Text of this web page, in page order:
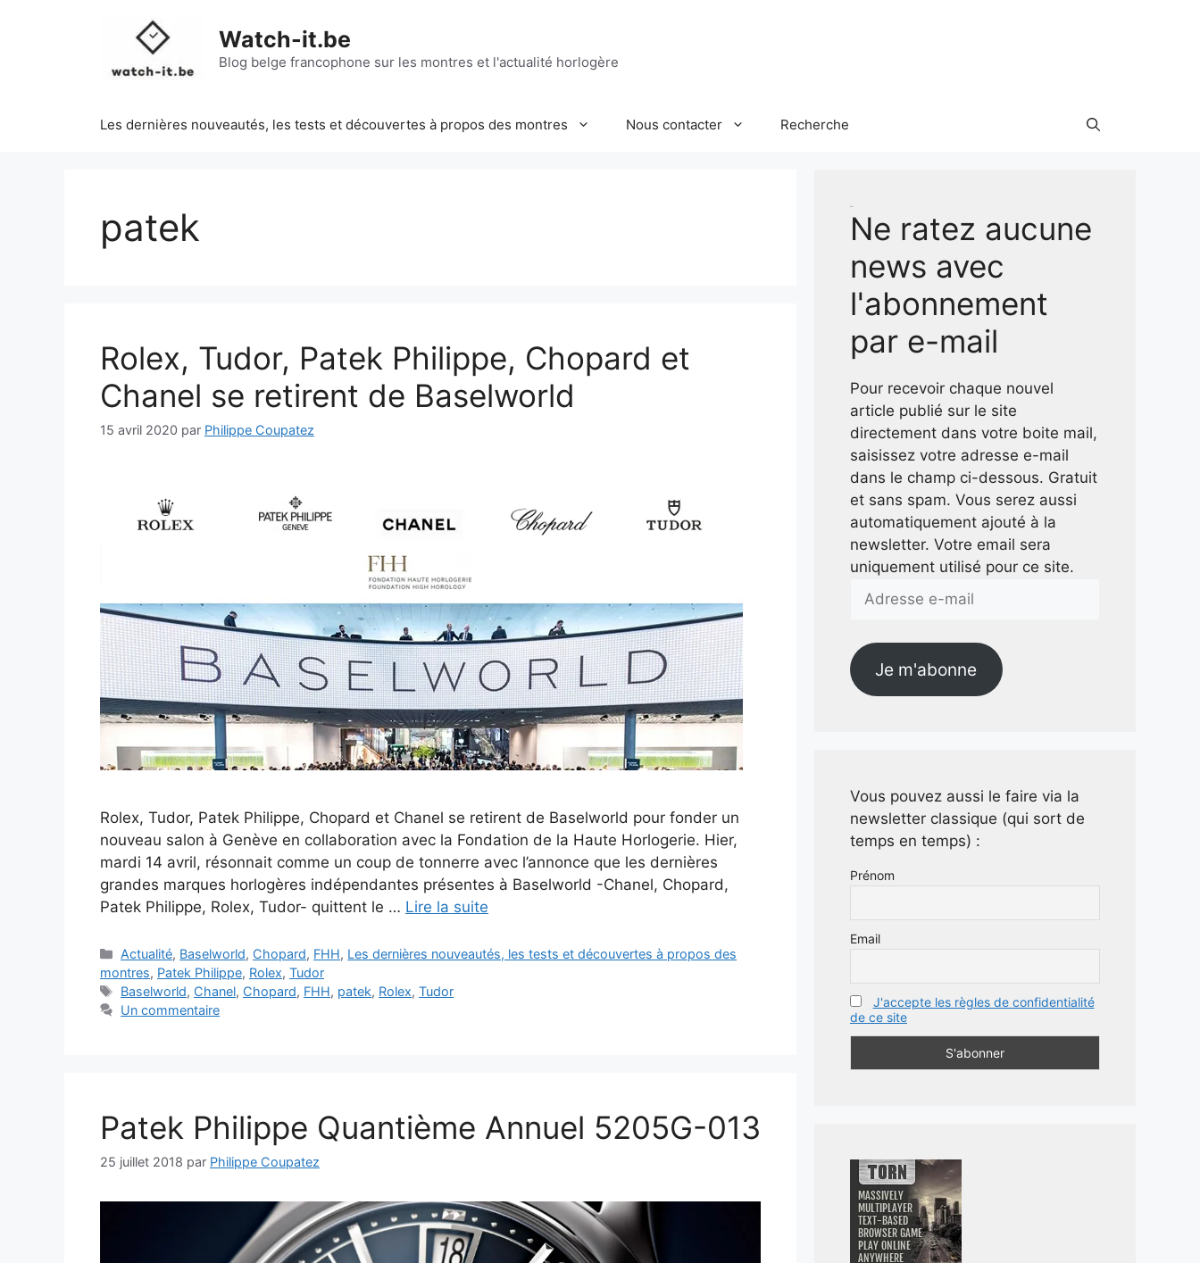
Watch-it.be
Blog belge francophone sur les montres et l'actualité horlogère
Les dernières nouveautés, les tests et découvertes à propos des montres Nous contacter Recherche
patek
Rolex, Tudor, Patek Philippe, Chopard et
Chanel se retirent de Baselworld
15 avril 2020 par Philippe Coupatez
Rolex, Tudor, Patek Philippe, Chopard et Chanel se retirent de Baselworld pour fonder un
nouveau salon à Genève en collaboration avec la Fondation de la Haute Horlogerie. Hier,
mardi 14 avril, résonnait comme un coup de tonnerre avec l’annonce que les dernières
grandes marques horlogères indépendantes présentes à Baselworld -Chanel, Chopard,
Patek Philippe, Rolex, Tudor- quittent le … Lire la suite
Catégories
Actualité, Baselworld, Chopard, FHH, Les dernières nouveautés, les tests et découvertes à propos des
montres, Patek Philippe, Rolex, Tudor
Étiquettes
Baselworld, Chanel, Chopard, FHH, patek, Rolex,Tudor
Un commentaire
Patek Philippe Quantième Annuel 5205G-013
25 juillet 2018 par Philippe Coupatez
Ne ratez aucune
news avec
l'abonnement
par e-mail
Pour recevoir chaque nouvel
article publié sur le site
directement dans votre boite mail,
saisissez votre adresse e-mail
dans le champ ci-dessous. Gratuit
et sans spam. Vous serez aussi
automatiquement ajouté à la
newsletter. Votre email sera
uniquement utilisé pour ce site.
e-
Je m'abonne
Vous pouvez aussi le faire via la
newsletter classique (qui sort de
temps en temps) :
Prénom
Email
J'accepte les règles de confidentialité
de ce site